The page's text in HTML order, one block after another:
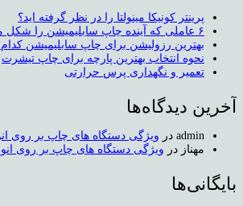
پرینتر کونیکا مینولتا را در نظر گرفته اید؟
۶ عاملی که آینده چاپ سابلیمیشن را شکل می دهد
بهترین رزولیشن برای چاپ سابلیمیشن
نحوه انتخاب بهترین پارچه برای چاپ تیشرت
تعمیر و نگهداری پرس حرارتی
آخرین دیدگاه‌ها
admin در ویژگی دستگاه های چاپ بر روی
مهناز در ویژگی دستگاه های چاپ بر روی
بایگانی‌ها